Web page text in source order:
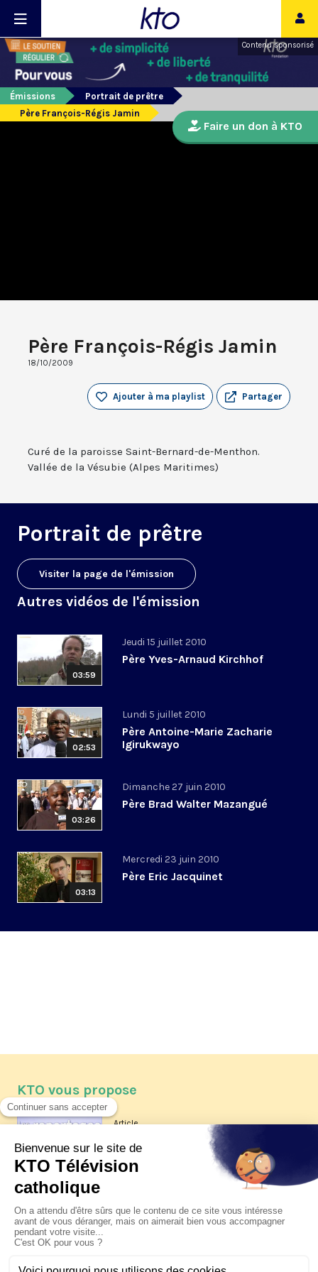
Contenu sponsorisé
Émissions
Portrait de prêtre
Père François-Régis Jamin
Père François-Régis Jamin
18/10/2009
Partager
Ajouter à ma playlist
Curé de la paroisse Saint-Bernard-de-Menthon.
Vallée de la Vésubie (Alpes Maritimes)
Portrait de prêtre
Visiter la page de l'émission
Autres vidéos de l'émission
03:59
Jeudi 15 juillet 2010
Père Yves-Arnaud Kirchhof
02:53
Lundi 5 juillet 2010
Père Antoine-Marie Zacharie
Igirukwayo
03:26
Dimanche 27 juin 2010
Père Brad Walter Mazangué
03:13
Mercredi 23 juin 2010
Père Eric Jacquinet
Faire un don à KTO
KTO vous propose
Article
Les reportages d'été 2026 de KTO
La visite pastorale du pape Léon
XIV à Assise à suivre sur KTO le
jeudi 6 août